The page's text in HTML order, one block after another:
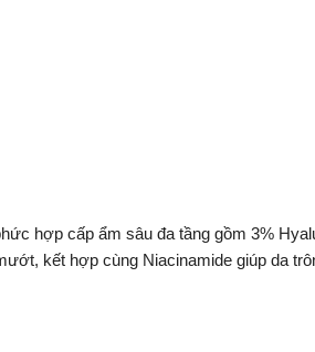
hợp cấp ẩm sâu đa tầng gồm 3%
kết hợp cùng Niacinamide giúp da